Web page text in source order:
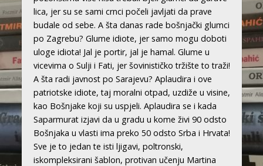
lica, jer su se sami crnci počeli javljati da prave
budale od sebe. A šta danas rade bošnjački glumci
po Zagrebu? Glume idiote, jer samo mogu doboti
uloge idiota! Jal je portir, jal je hamal. Glume u
vicevima o Sulji i Fati, jer šovinističko tržište to traži!
A šta radi javnost po Sarajevu? Aplaudira i ove
patriotske idiote, taj moralni otpad, uzdiže u visine,
kao Bošnjake koji su uspjeli. Aplaudira se i kada
Saparmurat izjavi da u gradu u kome živi 90 odsto
Bošnjaka u vlasti ima preko 50 odsto Srba i Hrvata!
Sve je to jedan te isti ljigavi, poltronski,
iskompleksirani šablon, protivan učenju Martina